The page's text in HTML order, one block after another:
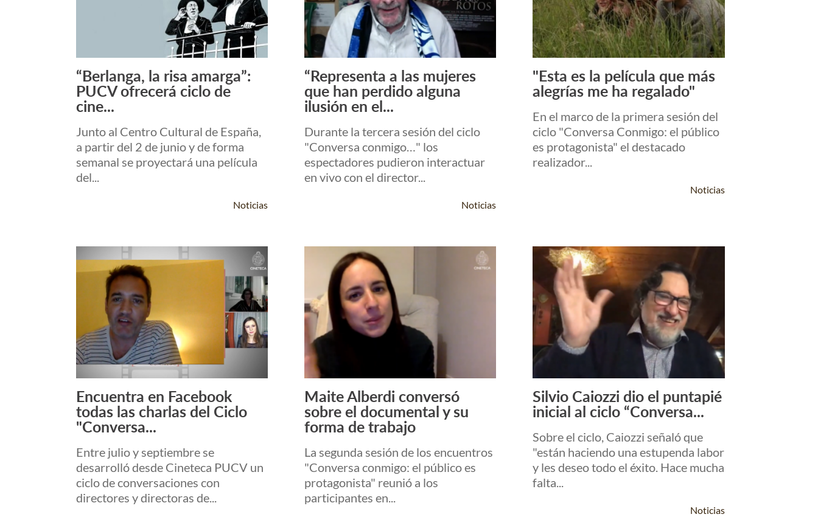
Leer Más +
“Berlanga, la risa amarga”:
PUCV ofrecerá ciclo de
cine...
Junto al Centro Cultural de España,
a partir del 2 de junio y de forma
semanal se proyectará una película
del...
Noticias
Leer Más +
“Representa a las mujeres
que han perdido alguna
ilusión en el...
Durante la tercera sesión del ciclo
"Conversa conmigo…" los
espectadores pudieron interactuar
en vivo con el director...
Noticias
Leer Más +
"Esta es la película que más
alegrías me ha regalado"
En el marco de la primera sesión del
ciclo "Conversa Conmigo: el público
es protagonista" el destacado
realizador...
Noticias
Leer Más +
Encuentra en Facebook
todas las charlas del Ciclo
"Conversa...
Entre julio y septiembre se
desarrolló desde Cineteca PUCV un
ciclo de conversaciones con
directores y directoras de...
Leer Más +
Maite Alberdi conversó
sobre el documental y su
forma de trabajo
La segunda sesión de los encuentros
"Conversa conmigo: el público es
protagonista" reunió a los
participantes en...
Leer Más +
Silvio Caiozzi dio el puntapié
inicial al ciclo “Conversa...
Sobre el ciclo, Caiozzi señaló que
"están haciendo una estupenda labor
y les deseo todo el éxito. Hace mucha
falta...
Noticias